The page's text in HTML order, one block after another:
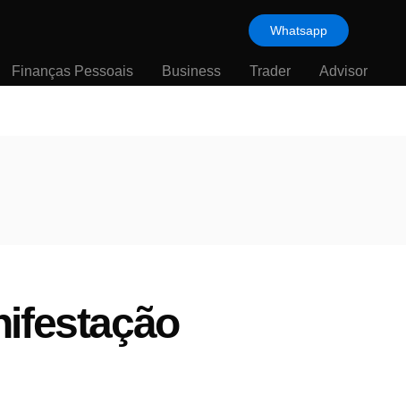
Whatsapp
Finanças Pessoais Business Trader Advisor